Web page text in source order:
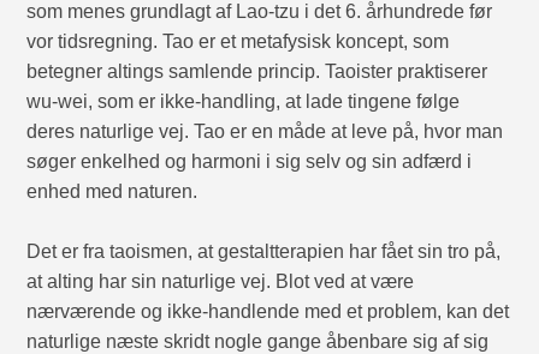
som menes grundlagt af Lao-tzu i det 6. århundrede før
vor tidsregning. Tao er et metafysisk koncept, som
betegner altings samlende princip. Taoister praktiserer
wu-wei, som er ikke-handling, at lade tingene følge
deres naturlige vej. Tao er en måde at leve på, hvor man
søger enkelhed og harmoni i sig selv og sin adfærd i
enhed med naturen.
Det er fra taoismen, at gestaltterapien har fået sin tro på,
at alting har sin naturlige vej. Blot ved at være
nærværende og ikke-handlende med et problem, kan det
naturlige næste skridt nogle gange åbenbare sig af sig